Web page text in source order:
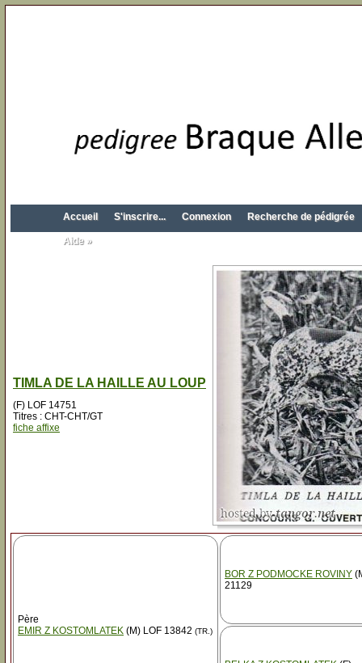
Accueil S'inscrire... Connexion Recherche de pédigrée
Aide »
TIMLA DE LA HAILLE AU LOUP
(F) LOF 14751
Titres : CHT-CHT/GT
fiche affixe
Père
EMIR Z KOSTOMLATEK (M) LOF 13842 (TR.)
BOR Z PODMOCKE ROVINY
21129